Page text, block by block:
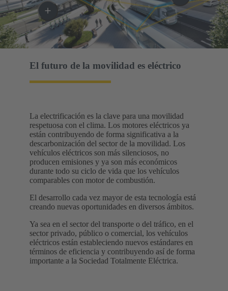
El futuro de la movilidad es eléctrico
La electrificación es la clave para una movilidad
respetuosa con el clima. Los motores eléctricos ya
están contribuyendo de forma significativa a la
descarbonización del sector de la movilidad. Los
vehículos eléctricos son más silenciosos, no
producen emisiones y ya son más económicos
durante todo su ciclo de vida que los vehículos
comparables con motor de combustión.
El desarrollo cada vez mayor de esta tecnología está
creando nuevas oportunidades en diversos ámbitos.
Ya sea en el sector del transporte o del tráfico, en el
sector privado, público o comercial, los vehículos
eléctricos están estableciendo nuevos estándares en
términos de eficiencia y contribuyendo así de forma
importante a la Sociedad Totalmente Eléctrica.